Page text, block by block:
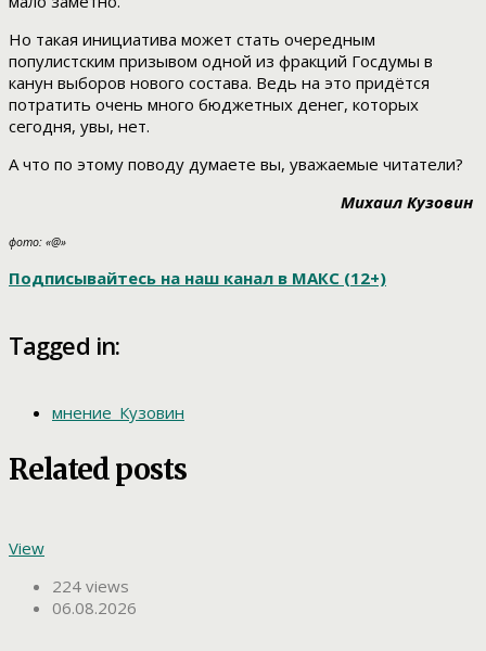
Но такая инициатива может стать очередным
популистским призывом одной из фракций Госдумы в
канун выборов нового состава. Ведь на это придётся
потратить очень много бюджетных денег, которых
сегодня, увы, нет.
А что по этому поводу думаете вы, уважаемые читатели?
Михаил Кузовин
фото: «@»
Подписывайтесь на наш канал в МАКС (12+)
Tagged in:
мнение_Кузовин
Related posts
View
224 views
06.08.2026